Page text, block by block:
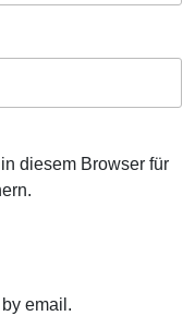
diesem Browser für
email.